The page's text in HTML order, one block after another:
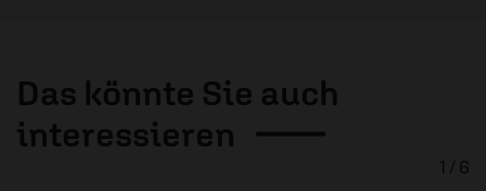
Das könnte Sie auch
interessieren
1 / 6